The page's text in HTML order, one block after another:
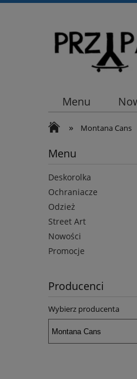
Menu
» Montana Cans
Menu
Deskorolka
Ochraniacze
Odzież
Street Art
Nowości
Promocje
Producenci
Wybierz producenta